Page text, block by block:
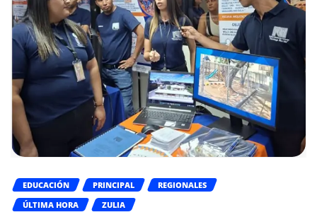
EDUCACIÓN PRINCIPAL
REGIONALES
ÚLTIMA HORA
ZULIA